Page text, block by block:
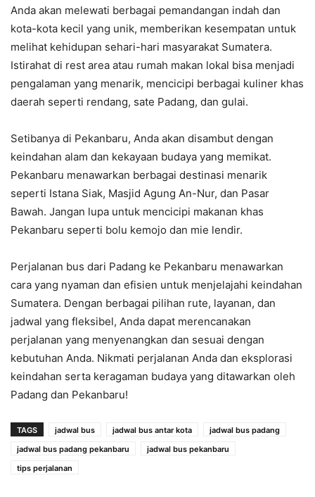
Anda akan melewati berbagai pemandangan indah dan
kota-kota kecil yang unik, memberikan kesempatan untuk
melihat kehidupan sehari-hari masyarakat Sumatera.
Istirahat di rest area atau rumah makan lokal bisa menjadi
pengalaman yang menarik, mencicipi berbagai kuliner khas
daerah seperti rendang, sate Padang, dan gulai.
Setibanya di Pekanbaru, Anda akan disambut dengan
keindahan alam dan kekayaan budaya yang memikat.
Pekanbaru menawarkan berbagai destinasi menarik
seperti Istana Siak, Masjid Agung An-Nur, dan Pasar
Bawah. Jangan lupa untuk mencicipi makanan khas
Pekanbaru seperti bolu kemojo dan mie lendir.
Perjalanan bus dari Padang ke Pekanbaru menawarkan
cara yang nyaman dan efisien untuk menjelajahi keindahan
Sumatera. Dengan berbagai pilihan rute, layanan, dan
jadwal yang fleksibel, Anda dapat merencanakan
perjalanan yang menyenangkan dan sesuai dengan
kebutuhan Anda. Nikmati perjalanan Anda dan eksplorasi
keindahan serta keragaman budaya yang ditawarkan oleh
Padang dan Pekanbaru!
TAGS jadwal bus jadwal bus antar kota
jadwal bus padang
jadwal bus padang pekanbaru
jadwal bus pekanbaru
tips perjalanan